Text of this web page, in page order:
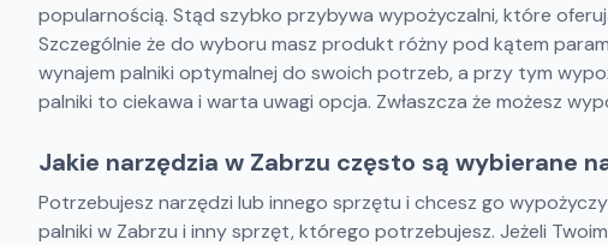
popularnością. Stąd szybko przybywa wypożyczalni, które
Szczególnie że do wyboru masz produkt różny pod kątem
wynajem palniki optymalnej do swoich potrzeb, a przy tym
palniki to ciekawa i warta uwagi opcja. Zwłaszcza że możesz
Jakie narzędzia w Zabrzu często są wybierane
Potrzebujesz narzędzi lub innego sprzętu i chcesz go
palniki w Zabrzu i inny sprzęt, którego potrzebujesz. Jeżeli